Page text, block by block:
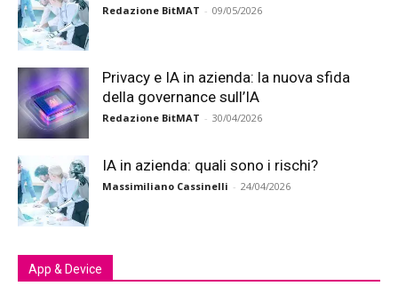
Redazione BitMAT - 09/05/2026
Privacy e IA in azienda: la nuova sfida
della governance sull’IA
Redazione BitMAT - 30/04/2026
IA in azienda: quali sono i rischi?
Massimiliano Cassinelli - 24/04/2026
App & Device